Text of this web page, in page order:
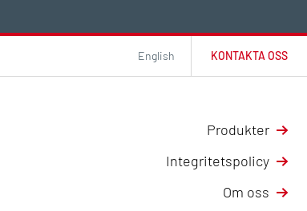
English KONTAKTA OSS
Produkter
Integritetspolicy
Om oss